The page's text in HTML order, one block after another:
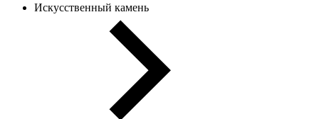
Искусственный камень